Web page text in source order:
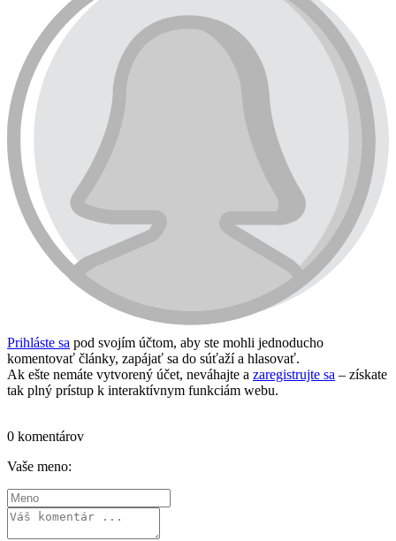
Prihláste sa pod svojím účtom, aby ste mohli jednoducho
komentovať články, zapájať sa do súťaží a hlasovať.
Ak ešte nemáte vytvorený účet, neváhajte a zaregistrujte sa – získate
tak plný prístup k interaktívnym funkciám webu.
0 komentárov
Vaše meno: